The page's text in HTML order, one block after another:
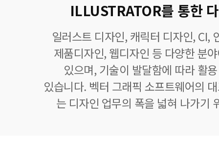
ILLUSTRATOR를 통한
일러스트 디자인, 캐릭터 디자인, CI,
제품디자인, 웹디자인 등 다양한 분
있으며, 기술이 발달함에 따라 활
있습니다. 벡터 그래픽 소프트웨어의
는 디자인 업무의 폭을 넓혀 나가기